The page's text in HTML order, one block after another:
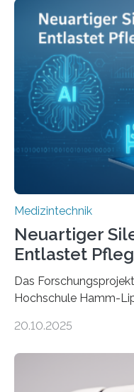
Medizintechnik
Neuartiger
Entlastet
Das
Hochschule Hamm-
auf Personen ab, die
Entwicklung der
20.10.2025